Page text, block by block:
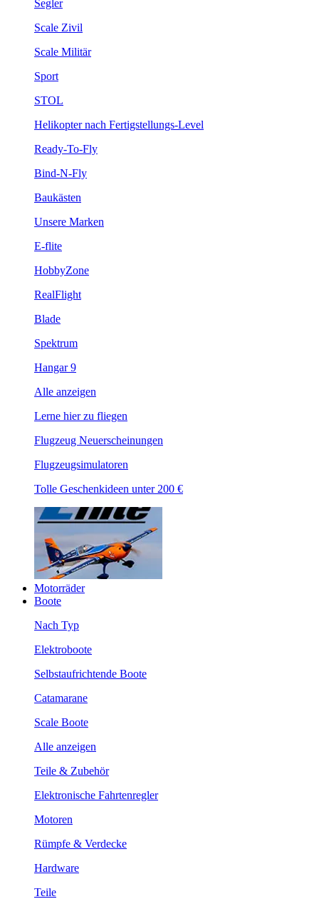
Segler
Scale Zivil
Scale Militär
Sport
STOL
Helikopter nach Fertigstellungs-Level
Ready-To-Fly
Bind-N-Fly
Baukästen
Unsere Marken
E-flite
HobbyZone
RealFlight
Blade
Spektrum
Hangar 9
Alle anzeigen
Lerne hier zu fliegen
Flugzeug Neuerscheinungen
Flugzeugsimulatoren
Tolle Geschenkideen unter 200 €
Motorräder
Boote
Nach Typ
Elektroboote
Selbstaufrichtende Boote
Catamarane
Scale Boote
Alle anzeigen
Teile & Zubehör
Elektronische Fahrtenregler
Motoren
Rümpfe & Verdecke
Hardware
Teile